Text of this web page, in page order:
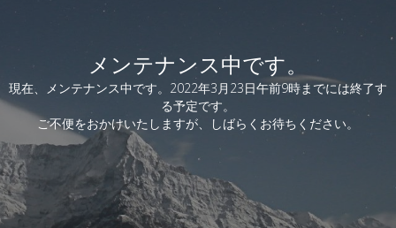
メンテナンス中です。
現在、メンテナンス中です。2022年3月23日午前9時までには終了す
る予定です。
ご不便をおかけいたしますが、しばらくお待ちください。